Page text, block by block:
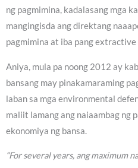
ng pagmimina, kadalasang mga
mangingisda ang direktang
pagmimina at iba pang
Aniya, mula pa noong 2012 ay
bansang may pinakamaraming
laban sa mga environmental
maliit lamang ang naiaambag ng
ekonomiya ng bansa.
“For several years, ang maximum